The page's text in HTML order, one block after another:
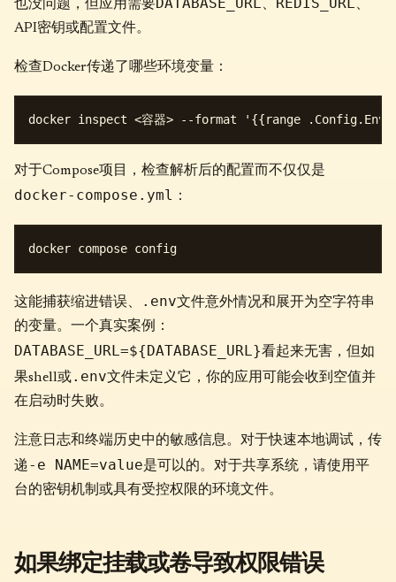
也没问题，但应用需要 、
、
API密钥或配置文件。
检查Docker传递了哪些环境变量：
对于Compose项目，检查解析后的配置而不仅仅是
docker-compose.yml ：
这能捕获缩进错误、 .env文件意外情况和展开为空字符串
的变量。一个真实案例：
DATABASE_URL=${DATABASE_URL}看起来无害，但如
果shell或.env文件未定义它，你的应用可能会收到空值并
在启动时失败。
注意日志和终端历史中的敏感信息。对于快速本地调试，传
递-e NAME=value是可以的。对于共享系统，请使用平
台的密钥机制或具有受控权限的环境文件。
如果绑定挂载或卷导致权限错误